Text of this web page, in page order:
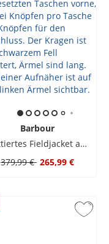
Barbour
Wattiertes Fieldjacket aus gewachster Baumwolle mit Label-Aufnäher
379,99 € 265,99 €